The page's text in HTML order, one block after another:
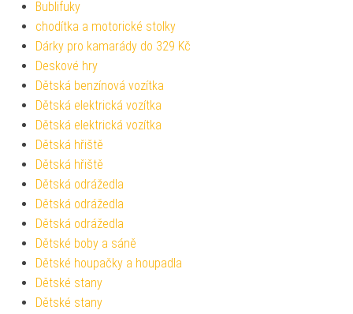
Bublifuky
chodítka a motorické stolky
Dárky pro kamarády do 329 Kč
Deskové hry
Dětská benzínová vozítka
Dětská elektrická vozítka
Dětská elektrická vozítka
Dětská hřiště
Dětská hřiště
Dětská odrážedla
Dětská odrážedla
Dětská odrážedla
Dětské boby a sáně
Dětské houpačky a houpadla
Dětské stany
Dětské stany